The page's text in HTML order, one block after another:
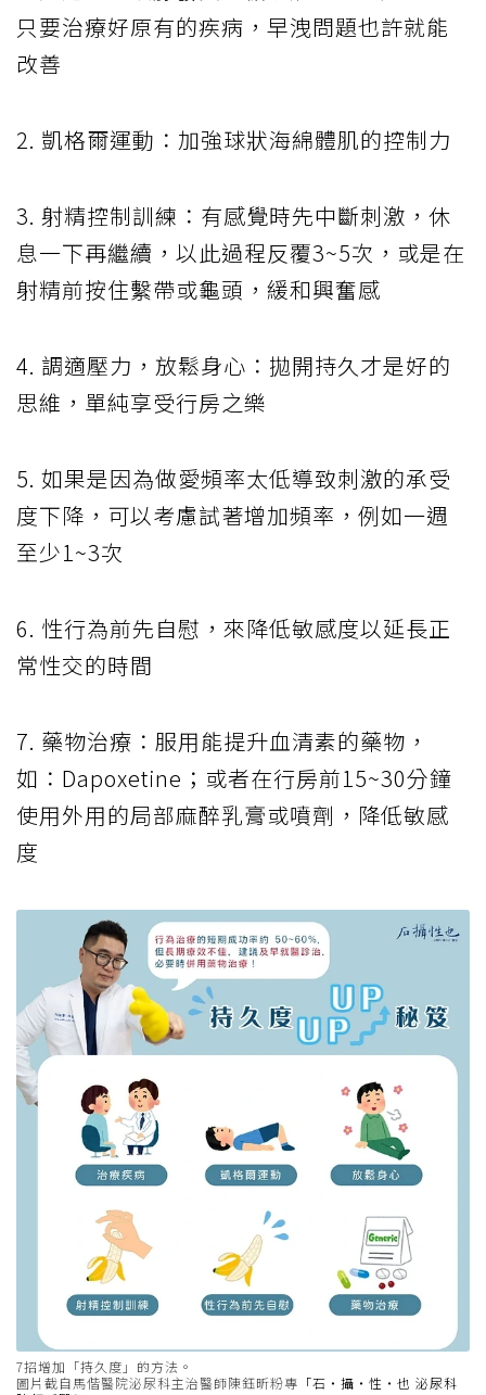
只要治療好原有的疾病，早洩問題也許就能
改善
2. 凱格爾運動：加強球狀海綿體肌的控制力
3. 射精控制訓練：有感覺時先中斷刺激，休
息一下再繼續，以此過程反覆3~5次，或是在
射精前按住繫帶或龜頭，緩和興奮感
4. 調適壓力，放鬆身心：拋開持久才是好的
思維，單純享受行房之樂
5. 如果是因為做愛頻率太低導致刺激的承受
度下降，可以考慮試著增加頻率，例如一週
至少1~3次
6. 性行為前先自慰，來降低敏感度以延長正
常性交的時間
7. 藥物治療：服用能提升血清素的藥物，
如：Dapoxetine；或者在行房前15~30分鐘
使用外用的局部麻醉乳膏或噴劑，降低敏感
度
7招增加「持久度」的方法。
圖片截自馬偕醫院泌尿科主治醫師陳鈺昕粉專 「石‧攝‧性‧也 泌尿科